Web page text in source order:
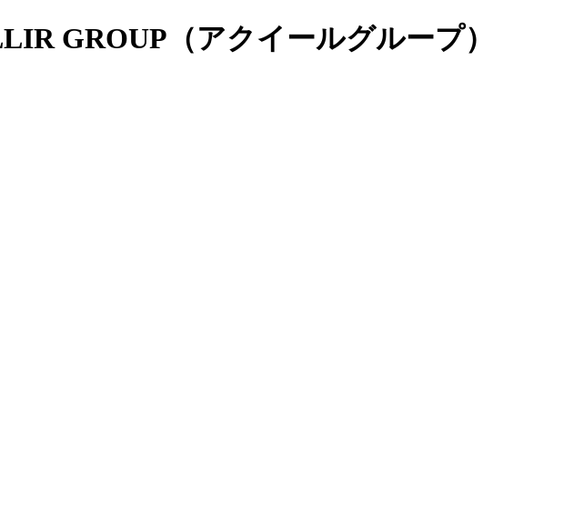
GROUP（アクイールグループ）